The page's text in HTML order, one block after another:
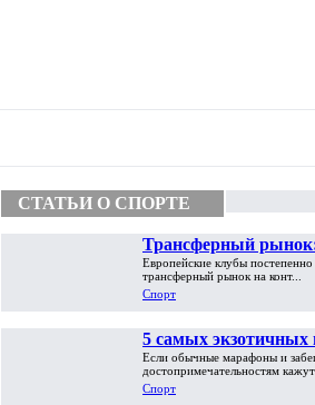
СТАТЬИ О СПОРТЕ
Трансферный
уступил "Реалу", но
"Ювентус"
Европейские клубы
трансферный рынок на конт...
Спорт
5 самых экзотичных
носороги, пингвины
стена
Если обычные марафоны и
достопримечательностям
Спорт